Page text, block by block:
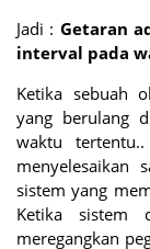
Jadi : Getaran
interval pada
Ketika sebuah
yang berulang
waktu tertentu.
menyelesaikan
sistem yang
Ketika sistem
meregangkan